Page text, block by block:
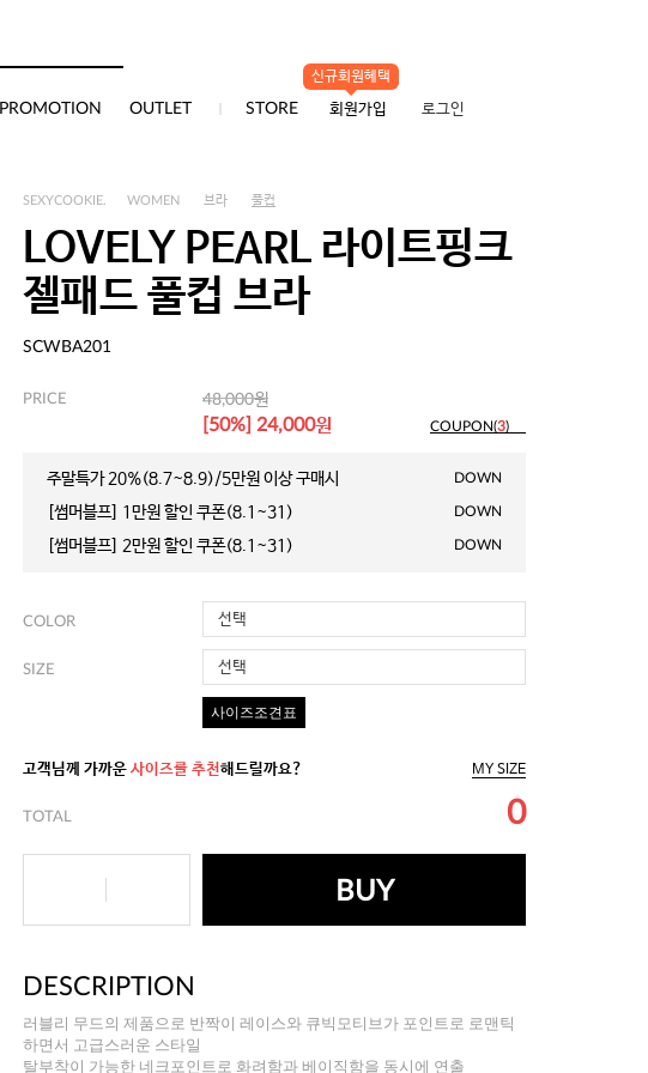
PROMOTION OUTLET STORE
신규회원혜택
회원가입 로그인
SEXYCOOKIE. WOMEN 브라 풀컵
LOVELY PEARL 라이트핑크
젤패드 풀컵 브라
SCWBA201
PRICE 48,000원
[50%] 24,000원 COUPON(3)
주말특가 20%(8.7~8.9)/5만원 이상 구매시 DOWN
[썸머블프] 1만원 할인 쿠폰(8.1~31) DOWN
[썸머블프] 2만원 할인 쿠폰(8.1~31) DOWN
COLOR 선택
SIZE 선택
사이즈조견표
고객님께 가까운 사이즈를 추천해드릴까요? MY SIZE
TOTAL 0
BUY
DESCRIPTION
러블리 무드의 제품으로 반짝이 레이스와 큐빅모티브가 포인트로 로맨틱
하면서 고급스러운 스타일
탈부착이 가능한 네크포인트로 화려함과 베이직함을 동시에 연출